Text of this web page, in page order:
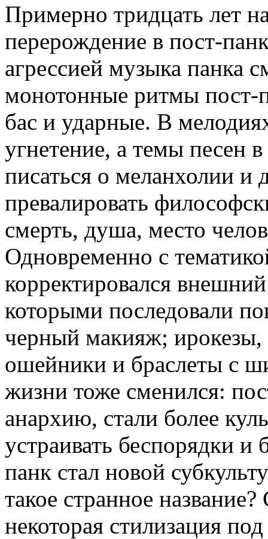
Примерно тридцать лет
перерождение в пост-
агрессией музыка панка
монотонные ритмы пост-
бас и ударные. В
угнетение, а темы песен
писаться о меланхолии и
превалировать
смерть, душа, место
Одновременно с
корректировался
которыми последовали
черный макияж;
ошейники и браслеты с
жизни тоже сменился:
анархию, стали более
устраивать беспорядки
панк стал новой
такое странное
некоторая стилизация